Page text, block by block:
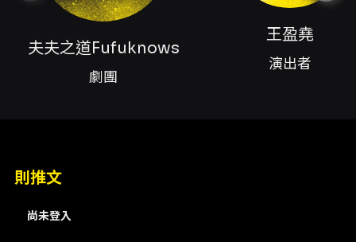
阿凱與里歐是一對男同志情侶Youtuber，共同經
營「夫夫之道Fufuknows」的YouTube頻道。
阿凱碰到了人生的轉捩點。他們在拍攝新節目
工作與感情的雙重壓力的夾擊，致使兩人爆發激
夫夫之道Fufuknows
劇團
王盈堯
演出者
則推文
尚未登入